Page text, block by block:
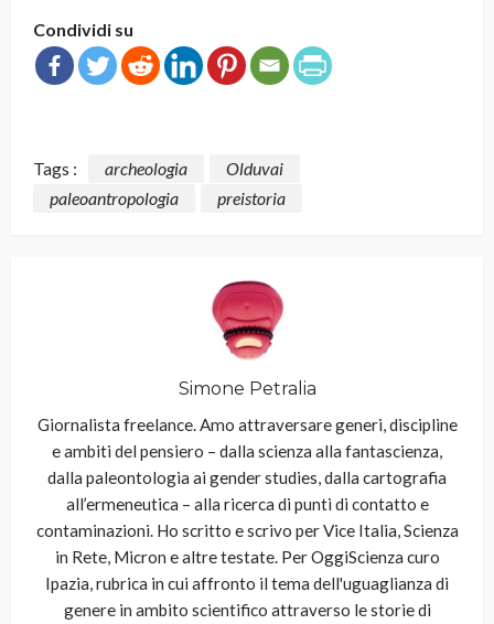
Condividi su
Tags : archeologia
Olduvai
paleoantropologia
preistoria
Simone Petralia
Giornalista freelance. Amo attraversare generi, discipline
e ambiti del pensiero – dalla scienza alla fantascienza,
dalla paleontologia ai gender studies, dalla cartografia
all’ermeneutica – alla ricerca di punti di contatto e
contaminazioni. Ho scritto e scrivo per Vice Italia, Scienza
in Rete, Micron e altre testate. Per OggiScienza curo
Ipazia, rubrica in cui affronto il tema dell'uguaglianza di
genere in ambito scientifico attraverso le storie di